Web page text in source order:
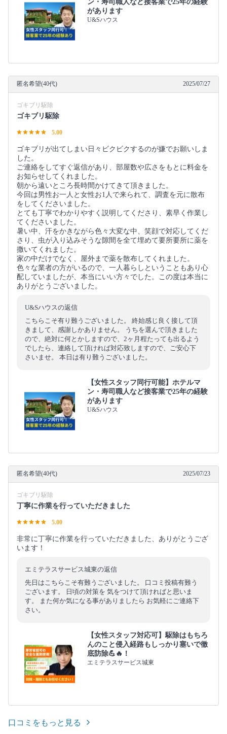
ン・寿司職人など接客業で25年の経験
があります
U&Sハウス
匿名希望(40代) 2025/07/27
ゴキブリ駆除
ゴキブリ駆除
5.00
ゴキブリが出てしまい日々ビクビクするのが嫌でお願いしま
した。
ご連絡をしてすぐ返信があり、部屋数や広さをもとに料金を
お知らせしてくれました。
朝から遠いところ長時間かけてきて頂きました。
今回は男性お一人と女性お1人で来られて、調査を元に散布
をしてくださいました。
とても丁寧でわかりやすく説明してくださり、素早く作業し
てくださいました。
暑い中、汗をかきながら色々大変な中、笑顔で対応してくだ
さり、虫が入り込みそうな隙間を全て埋めて要所要所に薬を
撒いてくれました。
家の中だけでなく、屋外まで薬を散布してくれました。
色々な業者の方がいるので、一人暮らしということもあり心
配していましたが、本当にいい方々でした。この度は本当に
ありがとうございました。
U&Sハウスの返信
こちらこそ有り難うございました。 終始感じ良く接して頂
きまして、感謝しかありません。 うちを選んで頂きました
ので、絶対に何とかしますので、2ヶ月程たっても出るよう
でしたら、連絡して頂ければ対応致しますので、ご安心下
さいませ。 本日は有り難うございました。
【女性スタッフ同行可能】ホテルマ
ン・寿司職人など接客業で25年の経験
があります
U&Sハウス
匿名希望(40代) 2025/07/23
ゴキブリ駆除
丁寧に作業を行っていただきました
5.00
非常に丁寧に作業を行っていただきました、ありがとうござ
います！
エミテラスサービス城東の返信
先日はこちらこそ有難うございました。 口コミ投稿有難う
ございます。 日頃の対策を 気をつけて頂ければと思いま
す。 また何か気になる事がありましたら お気軽にご連絡下
さい。
【女性スタッフ対応可】駆除はもちろ
んのこと侵入経路もしっかり塞いで徹
底防除💪🔥！
エミテラスサービス城東
口コミをもっと見る